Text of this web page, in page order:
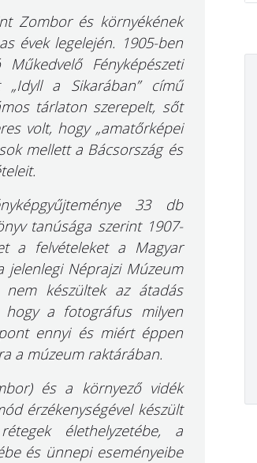
Zombor és környékének
évek legelején. 1905-ben
Fényképészeti
a Sikarában” című
tárlaton szerepelt, sőt
volt, hogy „amatőrképei
mellett a Bácsország és
33 db
tanúsága szerint 1907-
a felvételeket a Magyar
jelenlegi Néprajzi Múzeum
nem készültek az átadás
hogy a fotográfus milyen
ennyi és miért éppen
a múzeum raktárában.
és a környező vidék
érzékenységével készült
élethelyzetébe, a
és ünnepi eseményeibe